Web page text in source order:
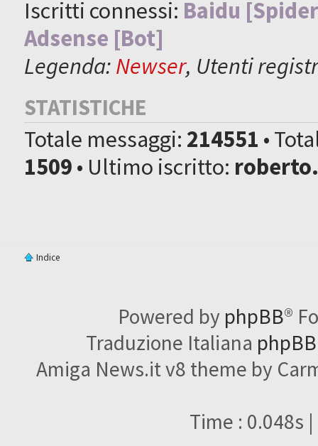
Iscritti connessi: Baidu
Adsense [Bot]
Legenda:Newser, Utenti
STATISTICHE
Totale messaggi: 214551 •
1509• Ultimo iscritto:
Indice
Powered by phpBB®
Traduzione Italiana
Amiga News.it v8 theme by
Time : 0.048s